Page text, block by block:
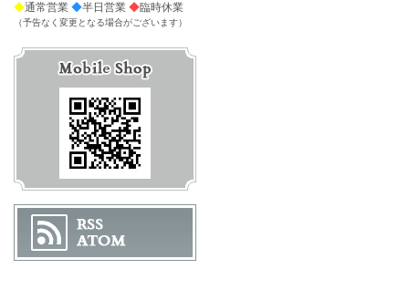
◆通常営業 ◆半日営業 ◆臨時休業
（予告なく変更となる場合がございます）